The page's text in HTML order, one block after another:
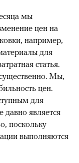
мы
цен на
например,
для
статья.
Мы,
цен.
для
является
поскольку
выполняются